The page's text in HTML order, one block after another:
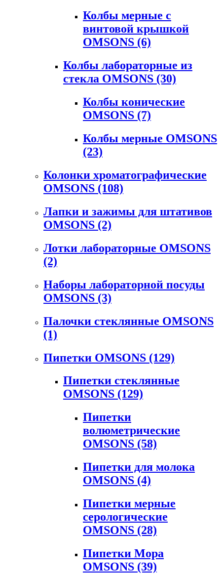
Колбы мерные с
винтовой крышкой
OMSONS (6)
Колбы лабораторные из
стекла OMSONS (30)
Колбы конические
OMSONS (7)
Колбы мерные OMSONS
(23)
Колонки хроматографические
OMSONS (108)
Лапки и зажимы для штативов
OMSONS (2)
Лотки лабораторные OMSONS
(2)
Наборы лабораторной посуды
OMSONS (3)
Палочки стеклянные OMSONS
(1)
Пипетки OMSONS (129)
Пипетки стеклянные
OMSONS (129)
Пипетки
волюметрические
OMSONS (58)
Пипетки для молока
OMSONS (4)
Пипетки мерные
серологические
OMSONS (28)
Пипетки Мора
OMSONS (39)